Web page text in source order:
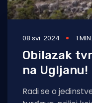
08 svi. 2024 1
Obilazak
na Ugljanu!
Radi se o